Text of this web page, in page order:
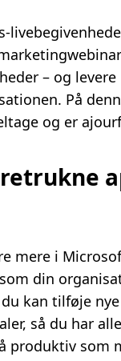
– og
På
og er
mere i
din
kan tilføje
så du har
produktiv som